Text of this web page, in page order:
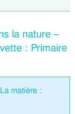
la nature –
: Primaire
matière :